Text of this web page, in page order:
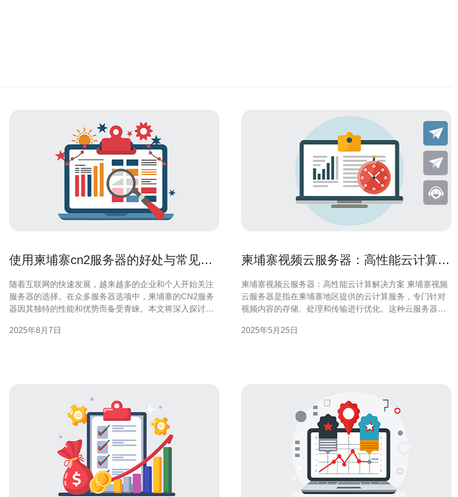
使用柬埔寨cn2服务器的好处与常见问
随着互联网的快速发展，越来越多的企业和个人开始关注
服务器的选择。在众多服务器选项中，柬埔寨的CN2服务
器因其独特的性能和优势而备受青睐。本文将深入探讨使
您在选择服务器时做出更明智的决定。 首先，柬埔寨CN2
2025年8月7日
柬埔寨视频云服务器：高性能云计算解
柬埔寨视频云服务器：高性能云计算解决方案 柬埔寨视频
云服务器是指在柬埔寨地区提供的云计算服务，专门针对
视频内容的存储、处理和传输进行优化。这种云服务器结
定、高速、高质量的视频云计算解决方案。 在选择云服务
2025年5月25日